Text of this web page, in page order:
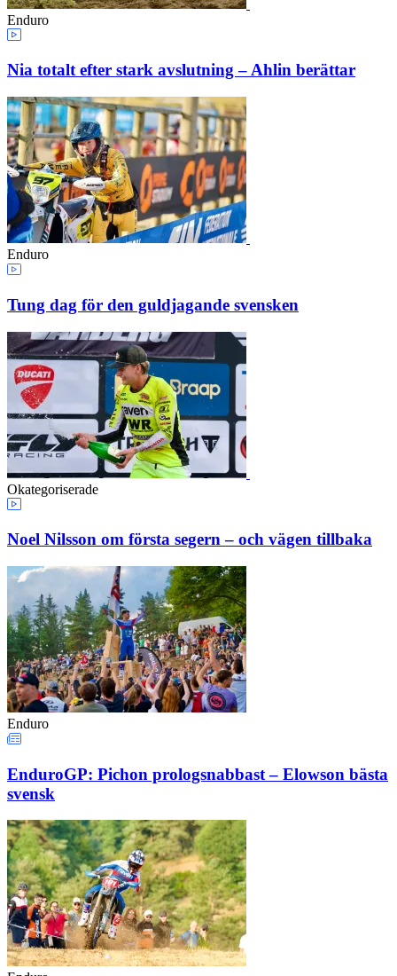
Enduro
Nia totalt efter stark avslutning – Ahlin berättar
Enduro
Tung dag för den guldjagande svensken
Okategoriserade
Noel Nilsson om första segern – och vägen tillbaka
Enduro
EnduroGP: Pichon prologsnabbast – Elowson bästa
svensk